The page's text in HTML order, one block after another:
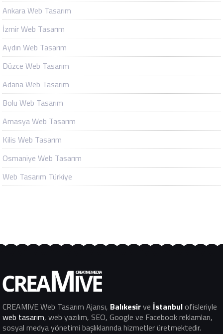
Ankara Web Tasarım
İzmir Web Tasarım
Aydın Web Tasarım
Düzce Web Tasarım
Adana Web Tasarım
Bolu Web Tasarım
Amasya Web Tasarım
Kilis Web Tasarım
Osmaniye Web Tasarım
Web Tasarım Türkiye
CREAMIVE Web Tasarım Ajansı, Balıkesirve İstanbulofisleriyle
web tasarım, web yazılım, SEO, Google ve Facebook reklamları,
sosyal medya yönetimi başlıklarında hizmetler üretmektedir.